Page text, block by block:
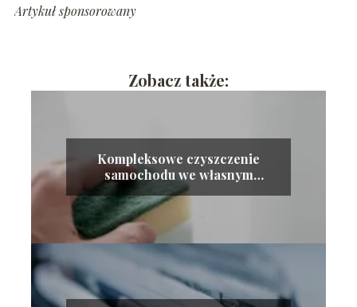
Artykuł sponsorowany
Zobacz także:
Kompleksowe czyszczenie
samochodu we własnym
zakresie